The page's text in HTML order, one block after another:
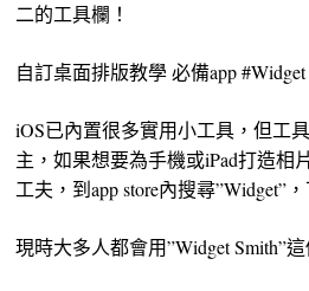
二的工具欄！
自訂桌面排版教學 必備app #Widget
iOS已內置很多實用小工具，但工
主，如果想要為手機或iPad打造相
工夫，到app store內搜尋”Widget”
現時大多人都會用”Widget Smith”這